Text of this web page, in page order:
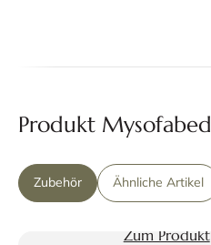
Produkt Mysofabed
Zubehör Ähnliche Artikel
Zum Produkt